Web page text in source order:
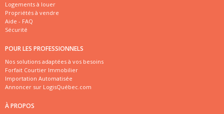
Logements à louer
Propriétés à vendre
Aide - FAQ
Sécurité
POUR LES PROFESSIONNELS
Nos solutions adaptées à vos besoins
Forfait Courtier Immobilier
Importation Automatisée
Annoncer sur LogisQuébec.com
À PROPOS